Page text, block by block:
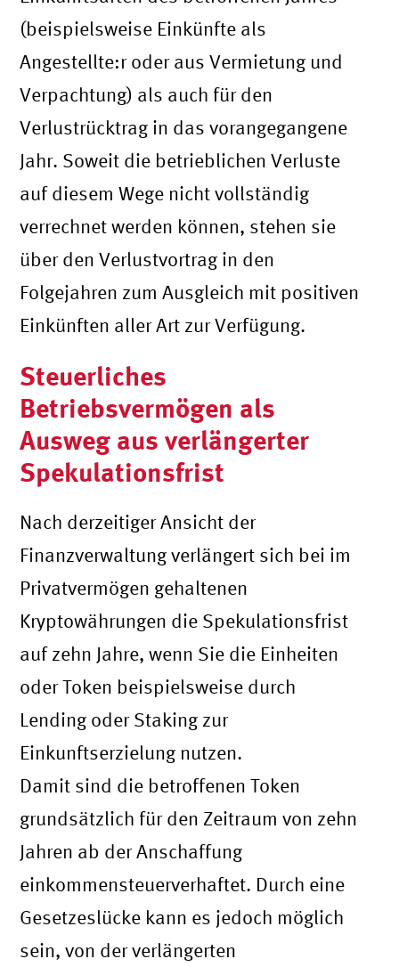
(beispielsweise Einkünfte als
Angestellte:r oder aus Vermietung und
Verpachtung) als auch für den
Verlustrücktrag in das vorangegangene
Jahr. Soweit die betrieblichen Verluste
auf diesem Wege nicht vollständig
verrechnet werden können, stehen sie
über den Verlustvortrag in den
Folgejahren zum Ausgleich mit positiven
Einkünften aller Art zur Verfügung.
Steuerliches
Betriebsvermögen als
Ausweg aus verlängerter
Spekulationsfrist
Nach derzeitiger Ansicht der
Finanzverwaltung verlängert sich bei im
Privatvermögen gehaltenen
Kryptowährungen die Spekulationsfrist
auf zehn Jahre, wenn Sie die Einheiten
oder Token beispielsweise durch
Lending oder Staking zur
Einkunftserzielung nutzen.
Damit sind die betroffenen Token
grundsätzlich für den Zeitraum von zehn
Jahren ab der Anschaffung
einkommensteuerverhaftet. Durch eine
Gesetzeslücke kann es jedoch möglich
sein, von der verlängerten